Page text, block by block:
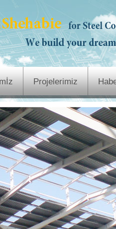
Projelerimiz